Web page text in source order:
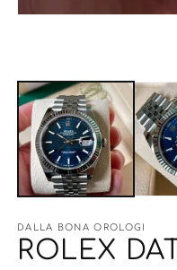
finestra
modale
DALLA BONA OROLOGI
ROLEX